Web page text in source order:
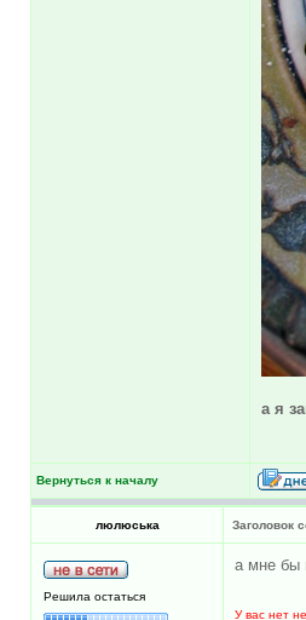
а я
Вернуться к началу
люлюська Заголовок
Решила остаться
а мне бы
У вас нет